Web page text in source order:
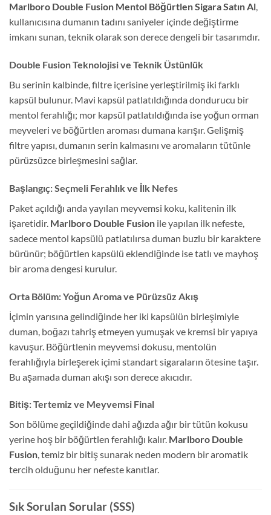
Marlboro Double Fusion Mentol Böğürtlen Sigara Satın Al,
kullanıcısına dumanın tadını saniyeler içinde değiştirme
imkanı sunan, teknik olarak son derece dengeli bir tasarımdır.
Double Fusion Teknolojisi ve Teknik Üstünlük
Bu serinin kalbinde, filtre içerisine yerleştirilmiş iki farklı
kapsül bulunur. Mavi kapsül patlatıldığında dondurucu bir
mentol ferahlığı; mor kapsül patlatıldığında ise yoğun orman
meyveleri ve böğürtlen aroması dumana karışır. Gelişmiş
filtre yapısı, dumanın serin kalmasını ve aromaların tütünle
pürüzsüzce birleşmesini sağlar.
Başlangıç: Seçmeli Ferahlık ve İlk Nefes
Paket açıldığı anda yayılan meyvemsi koku, kalitenin ilk
işaretidir. Marlboro Double Fusion ile yapılan ilk nefeste,
sadece mentol kapsülü patlatılırsa duman buzlu bir karaktere
bürünür; böğürtlen kapsülü eklendiğinde ise tatlı ve mayhoş
bir aroma dengesi kurulur.
Orta Bölüm: Yoğun Aroma ve Pürüzsüz Akış
İçimin yarısına gelindiğinde her iki kapsülün birleşimiyle
duman, boğazı tahriş etmeyen yumuşak ve kremsi bir yapıya
kavuşur. Böğürtlenin meyvemsi dokusu, mentolün
ferahlığıyla birleşerek içimi standart sigaraların ötesine taşır.
Bu aşamada duman akışı son derece akıcıdır.
Bitiş: Tertemiz ve Meyvemsi Final
Son bölüme geçildiğinde dahi ağızda ağır bir tütün kokusu
yerine hoş bir böğürtlen ferahlığı kalır. Marlboro Double
Fusion, temiz bir bitiş sunarak neden modern bir aromatik
tercih olduğunu her nefeste kanıtlar.
Sık Sorulan Sorular (SSS)